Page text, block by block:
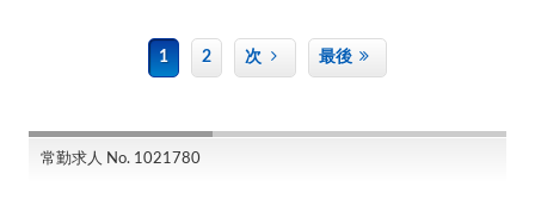
1 2 次 最後
常勤求人 No. 1021780